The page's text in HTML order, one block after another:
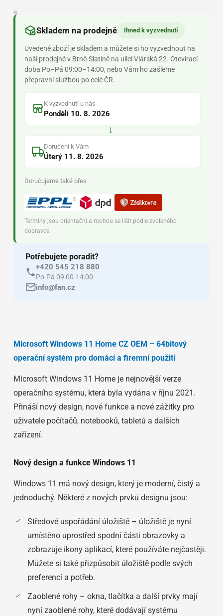
Skladem na prodejně Ihned k vyzvednutí
Uvedené zboží je skladem a můžete si ho vyzvednout na
naší prodejně v Brně-Slatině na ulici Vlárská 22. Otevírací
doba Po–Pá 09:00–14:00, nebo Vám ho zašleme
přepravní službou po celé ČR.
K vyzvednutí u nás
Pondělí 10. 8. 2026
→
Doručení k Vám
Úterý 11. 8. 2026
Doručujeme také přes
Termíny jsou orientační a mohou se lišit podle zvoleného
dopravce.
Potřebujete poradit?
+420 545 218 880
Po-Pá 09:00-14:00
info@fan.cz
Microsoft Windows 11 Home CZ OEM – 64bitový
operační systém pro domácí a firemní použití
Microsoft Windows 11 Home je nejnovější verze
operačního systému, která byla vydána v říjnu 2021.
Přináší nový design, nové funkce a nové zážitky pro
uživatele počítačů, notebooků, tabletů a dalších
zařízení.
Nový design a funkce Windows 11
Windows 11 má nový design, který je moderní, čistý a
jednoduchý. Některé z nových prvků designu jsou:
Středové uspořádání úložiště – úložiště je nyní
umístěno uprostřed spodní části obrazovky a
zobrazuje ikony aplikací, které používáte nejčastěji.
Můžete si také přizpůsobit úložiště podle svých
preferencí a potřeb.
Zaoblené rohy – okna, tlačítka a další prvky mají
nyní zaoblené rohy, které dodávají systému